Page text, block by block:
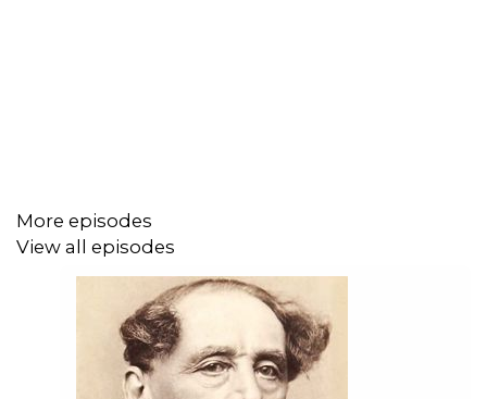
More episodes
View all episodes